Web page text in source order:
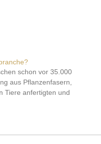
schon vor 35.000
aus Pflanzenfasern,
Tiere anfertigten und